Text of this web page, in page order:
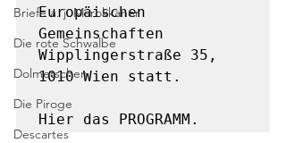
Briefe a. j. Marokkaner
Die rote Schwalbe
Dolmetschen
Die Piroge
Descartes
Europäischen
Gemeinschaften
Wipplingerstraße 35,
1010 Wien statt.
Hier das PROGRAMM .